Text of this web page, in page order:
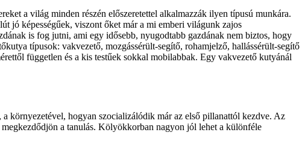
a világ minden részén előszeretettel alkalmazzák ilyen típusú munkára.
jó képességűek, viszont őket már a mi emberi világunk zajos
is fog jutni, ami egy idősebb, nyugodtabb gazdának nem biztos, hogy
típusok: vakvezető, mozgássérült-segítő, rohamjelző, hallássérült-segítő
független és a kis testűek sokkal mobilabbak. Egy vakvezető kutyánál
környezetével, hogyan szocializálódik már az első pillanattól kezdve. Az
a tanulás. Kölyökkorban nagyon jól lehet a különféle